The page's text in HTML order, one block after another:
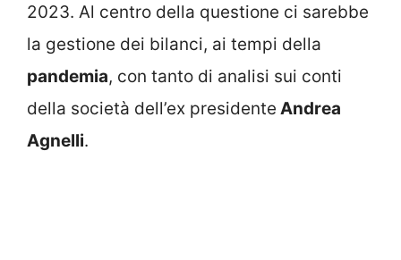
2023. Al centro della questione ci sarebbe
la gestione dei bilanci, ai tempi della
pandemia, con tanto di analisi sui conti
della società dell’ex presidente Andrea
Agnelli.